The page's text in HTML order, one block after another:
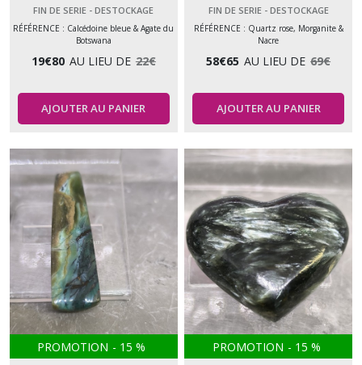
FIN DE SERIE - DESTOCKAGE
RÉFÉRENCE : Calcédoine bleue & Agate du
Botswana
19€80 AU LIEU DE 22€
AJOUTER AU PANIER
FIN DE SERIE - DESTOCKAGE
RÉFÉRENCE : Quartz rose, Morganite &
Nacre
58€65 AU LIEU DE 69€
AJOUTER AU PANIER
PROMOTION - 15 % PROMOTION - 15 %